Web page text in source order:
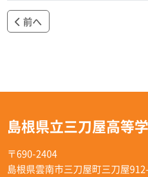
前へ
島根県立三刀屋高等
〒690-2404
島根県雲南市三刀屋町三刀屋